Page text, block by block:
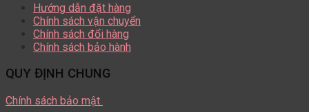
Hướng dẫn đặt hàng
Chính sách vận chuyển
Chính sách đổi hàng
Chính sách bảo hành
QUY ĐỊNH CHUNG
Chính sách bảo mật